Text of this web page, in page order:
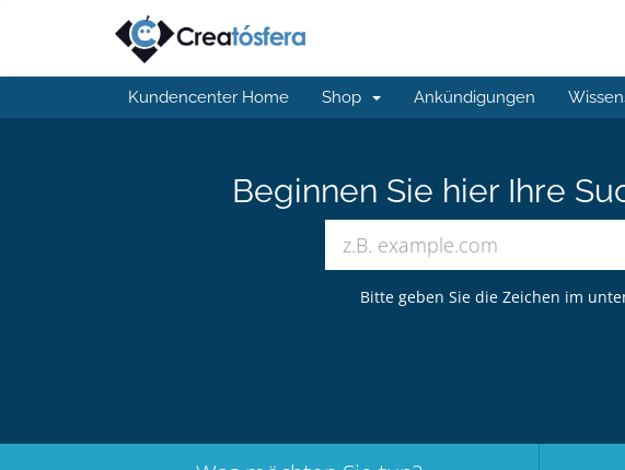
Kundencenter Home Shop Ankündigungen
Beginnen Sie hier Ihre
Bitte geben Sie die Zeichen im